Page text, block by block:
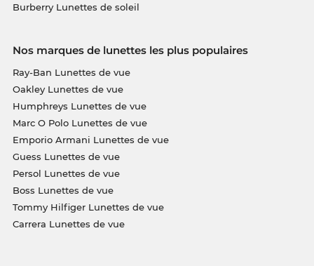
Burberry Lunettes de soleil
Nos marques de lunettes les plus populaires
Ray-Ban Lunettes de vue
Oakley Lunettes de vue
Humphreys Lunettes de vue
Marc O Polo Lunettes de vue
Emporio Armani Lunettes de vue
Guess Lunettes de vue
Persol Lunettes de vue
Boss Lunettes de vue
Tommy Hilfiger Lunettes de vue
Carrera Lunettes de vue